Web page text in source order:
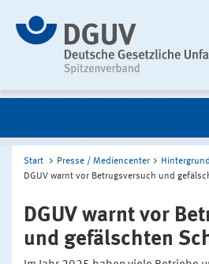
Start Presse / Mediencenter
Hintergrund
DGUV warnt vor Betrugsversuch und
DGUV warnt vor
und gefälschten